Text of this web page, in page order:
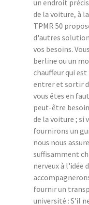
un endroit
de la voiture, à
TPMR 50
d'autres
vos besoins.
berline ou un
chauffeur qui
entrer et sortir
vous êtes en
peut-être
de la voiture ; si
fournirons un
nous nous
suffisamment
nerveux à l'idée
fournir un
université : S'il